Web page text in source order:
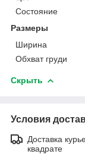
Состояние
Размеры
Ширина
Обхват груди
Скрыть
Условия
Доставка
квадрате